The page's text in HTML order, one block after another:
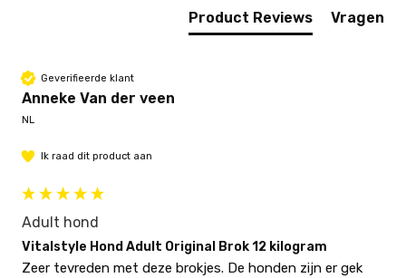
Product Reviews Vragen
Geverifieerde klant
Anneke Van der veen
NL
Ik raad dit product aan
Adult hond
Vitalstyle Hond Adult Original Brok 12 kilogram
Zeer tevreden met deze brokjes. De honden zijn er gek